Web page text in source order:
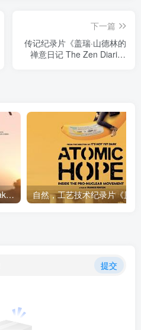
下一篇
传记纪录片《盖瑞·山德林的
禅意日记 The Zen Diaries
社会生活纪录片《马加拉 Makala》下载
提交